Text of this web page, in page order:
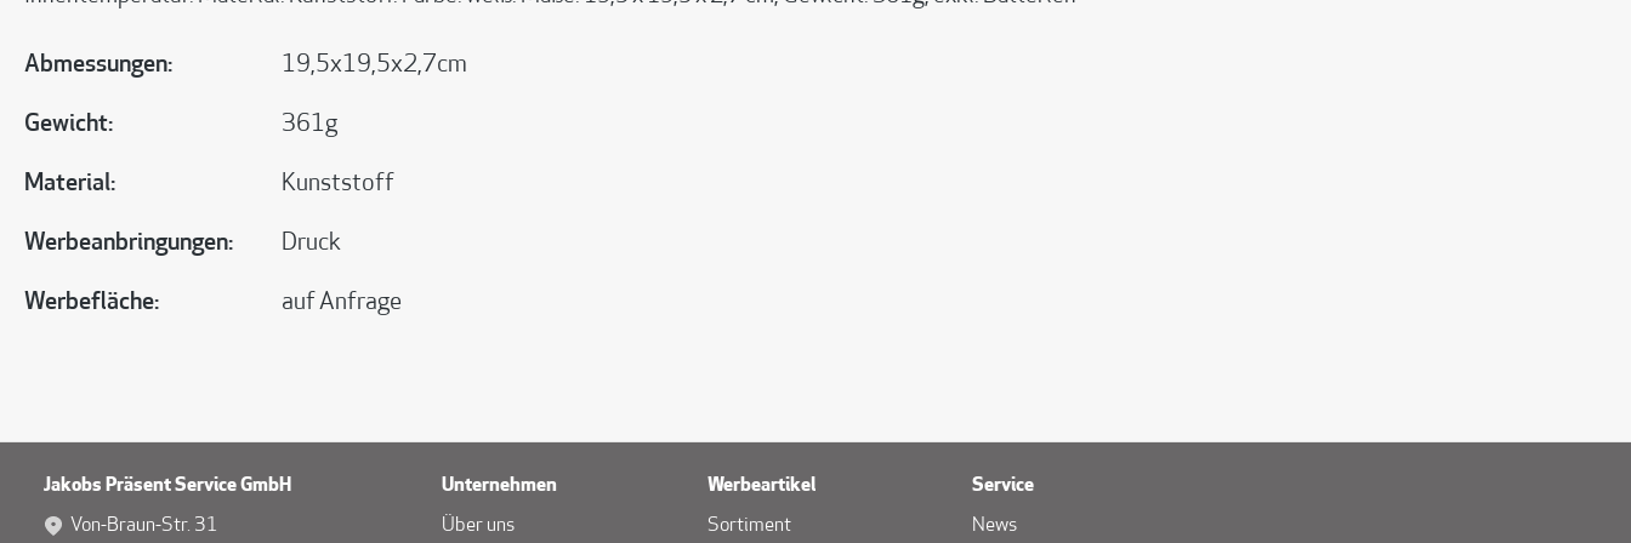
Abmessungen: 19,5x19,5x2,7cm
Gewicht: 361g
Material: Kunststoff
Werbeanbringungen: Druck
Werbefläche: auf Anfrage
Jakobs Präsent Service GmbH
Von-Braun-Str. 31
Unternehmen
Über uns
Werbeartikel
Sortiment
Service
News